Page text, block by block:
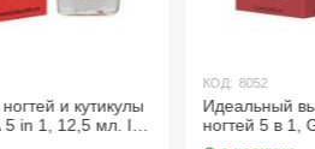
Идеальный выравниватель
ногтей 5 в 1, Get Ideal 5 in 1,